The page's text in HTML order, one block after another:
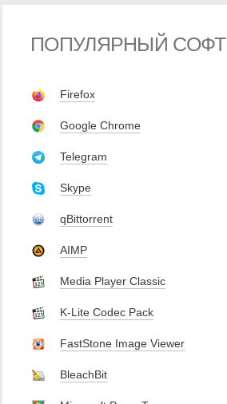
ПОПУЛЯРНЫЙ СОФТ
Firefox
Google Chrome
Telegram
Skype
qBittorrent
AIMP
Media Player Classic
K-Lite Codec Pack
FastStone Image Viewer
BleachBit